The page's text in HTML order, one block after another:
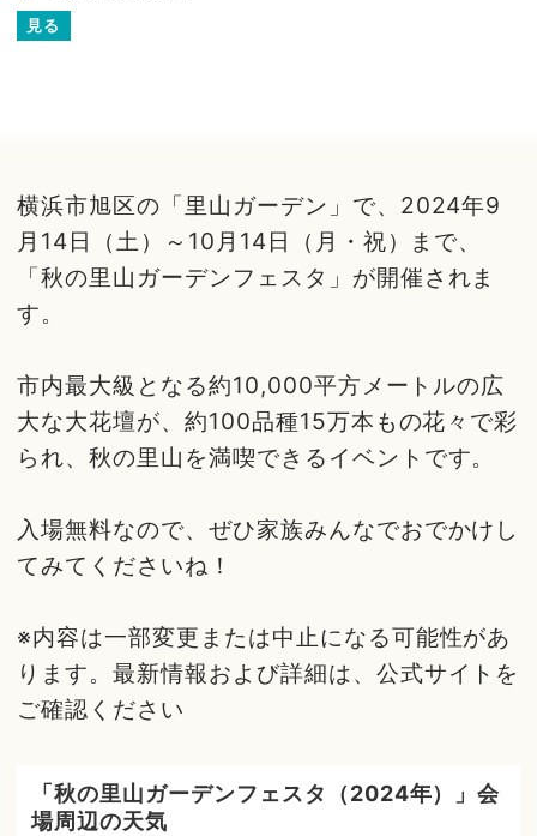
見る
横浜市旭区の「里山ガーデン」で、2024年9
月14日（土）～10月14日（月・祝）まで、
「秋の里山ガーデンフェスタ」が開催されま
す。
市内最大級となる約10,000平方メートルの広
大な大花壇が、約100品種15万本もの花々で彩
られ、秋の里山を満喫できるイベントです。
入場無料なので、ぜひ家族みんなでおでかけし
てみてくださいね！
※内容は一部変更または中止になる可能性があ
ります。最新情報および詳細は、公式サイトを
ご確認ください
「秋の里山ガーデンフェスタ（2024年）」会
場周辺の天気